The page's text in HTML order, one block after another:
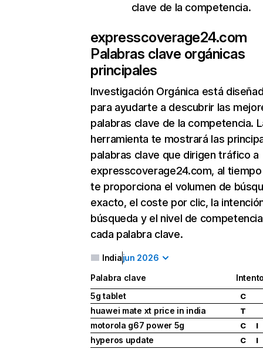
clave de la competencia.
expresscoverage24.com
Palabras clave orgánicas
principales
Investigación Orgánica está
para ayudarte a descubrir las
palabras clave de la competencia.
herramienta te mostrará las
palabras clave que dirigen tráfico a
expresscoverage24.com, al
te proporciona el volumen de
exacto, el coste por clic, la
búsqueda y el nivel de
cada palabra clave.
Indiajun 2026
Palabra clave
5g tablet
C
huawei mate xt price in india T
motorola g67 power 5g C I
hyperos update C I